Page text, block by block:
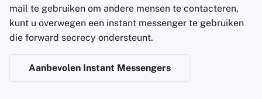
e
Besturingssystemen
Aanvullende
functionaliteit
Health and Wellness
mail te gebruiken om andere mensen te contacteren,
kunt u overwegen een instant messenger te gebruiken
die forward secrecy ondersteunt.
Aanbevolen Instant Messengers